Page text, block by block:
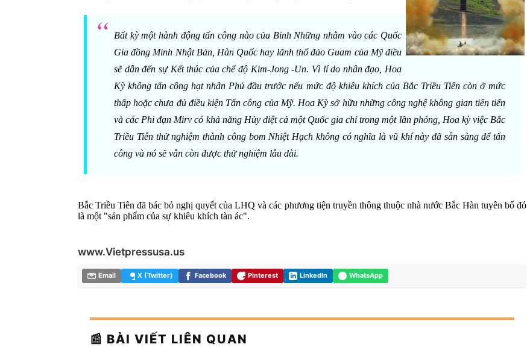
Bất kỳ một hành động tấn công nào của Binh Những nhằm vào các Quốc
Gia đồng Minh Nhật Bản, Hàn Quốc hay lãnh thổ đảo Guam của Mỹ điều
sẽ dẫn đến sự Kết thúc của chế độ Kim-Jong -Un. Vì lí do nhân đạo, Hoa
Kỳ không tấn công hạt nhân Phủ đầu trước nếu mức độ khiêu khích của Bắc Triều Tiên còn ở mức
thấp hoặc chưa đủ điều kiện Tấn công của Mỹ. Hoa Kỳ sở hữu những công nghệ không gian tiên tiến
và các Phi đạn Mirv có khả năng Hủy diệt cả một Quốc gia chỉ trong một lần phóng, Hoa kỳ việc Bắc
Triều Tiên thử nghiệm thành công bom Nhiệt Hạch không có nghĩa là vũ khí này đã sẵn sàng để tấn
công và nó sẽ vẫn còn được thử nghiệm lâu dài.
Bắc Triều Tiên đã bác bỏ nghị quyết của LHQ và các phương tiện truyền thông thuộc nhà nước Bắc Hàn tuyên bố đó
là một "sản phẩm của sự khiêu khích tàn ác".
www.Vietpressusa.us
Email X (Twitter) Facebook Pinterest LinkedIn WhatsApp
📰 BÀI VIẾT LIÊN QUAN